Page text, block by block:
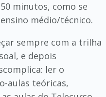
minutos, como se
médio/técnico.
sempre com a trilha
e depois
ler o
aulas teóricas,